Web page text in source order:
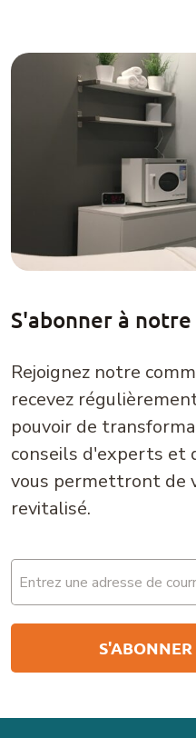
S'abonner à
Rejoignez notre
recevez
pouvoir de
conseils d'experts et
vous permettront de
revitalisé.
Email
(Nécessaire)